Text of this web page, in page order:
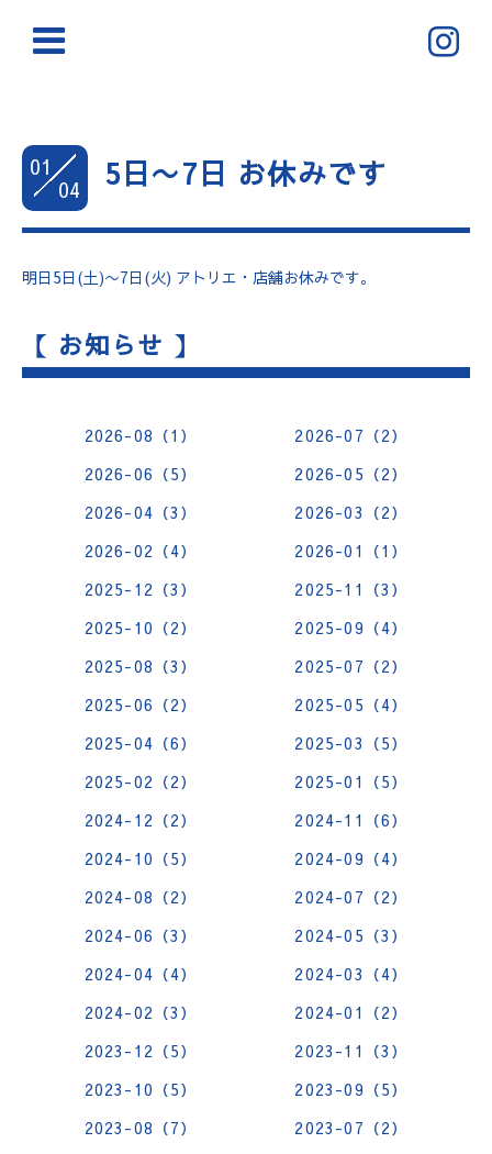
01
04
5日〜7日 お休みです
明日5日(土)〜7日(火) アトリエ・店舗お休みです。
【 お知らせ 】
2026-08（1）
2026-07（2）
2026-06（5）
2026-05（2）
2026-04（3）
2026-03（2）
2026-02（4）
2026-01（1）
2025-12（3）
2025-11（3）
2025-10（2）
2025-09（4）
2025-08（3）
2025-07（2）
2025-06（2）
2025-05（4）
2025-04（6）
2025-03（5）
2025-02（2）
2025-01（5）
2024-12（2）
2024-11（6）
2024-10（5）
2024-09（4）
2024-08（2）
2024-07（2）
2024-06（3）
2024-05（3）
2024-04（4）
2024-03（4）
2024-02（3）
2024-01（2）
2023-12（5）
2023-11（3）
2023-10（5）
2023-09（5）
2023-08（7）
2023-07（2）